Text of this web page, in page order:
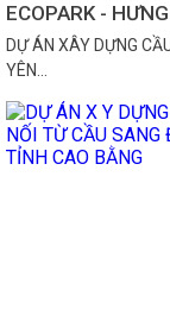
ECOPARK -
DỰ ÁN XÂY DỰNG
YÊN…